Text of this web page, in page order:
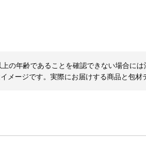
の年齢であることを確認できない場合には
メージです。実際にお届けする商品と包材